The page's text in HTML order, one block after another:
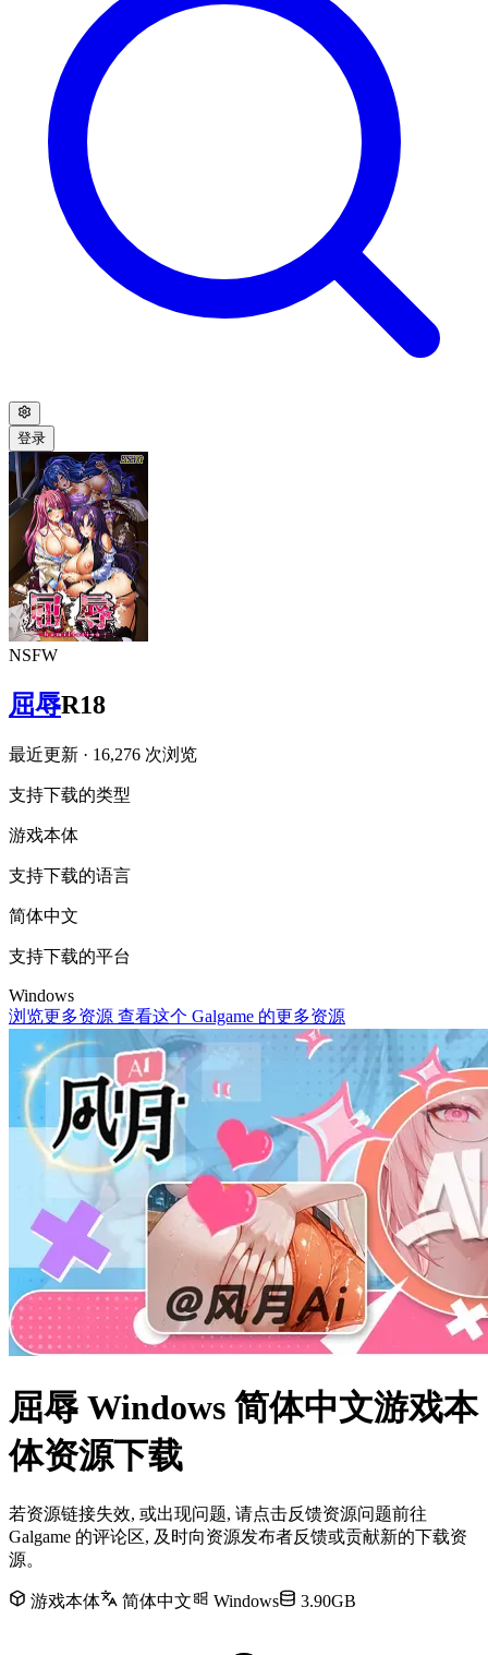
登录
NSFW
屈辱R18
最近更新 · 16,276 次浏览
支持下载的类型
游戏本体
支持下载的语言
简体中文
支持下载的平台
Windows
浏览更多资源 查看这个 Galgame 的更多资源
屈辱 Windows 简体中文游戏本
体资源下载
若资源链接失效, 或出现问题, 请点击反馈资源问题前往
Galgame 的评论区, 及时向资源发布者反馈或贡献新的下载资
源。
游戏本体 简体中文 Windows 3.90GB